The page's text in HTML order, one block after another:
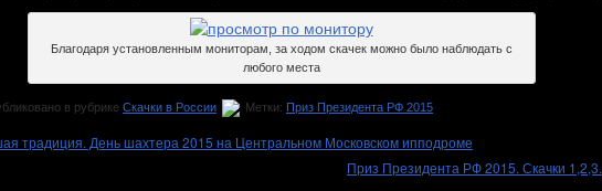
Благодаря установленным мониторам, за ходом скачек можно было наблюдать с
любого места
в рубрике Cкачки в России Метки: Приз Президента РФ 2015
традиция. День шахтера 2015 на Центральном Московском ипподроме
Приз Президента РФ 2015. Скачки 1,2,3.